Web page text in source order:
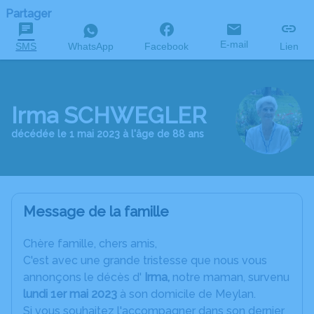
Partager
SMS WhatsApp Facebook E-mail Lien
Irma SCHWEGLER
décédée le 1 mai 2023 à l'âge de 88 ans
Message de la famille
Chère famille, chers amis,
C'est avec une grande tristesse que nous vous
annonçons le décès d' Irma, notre maman, survenu
lundi 1er mai 2023 à son domicile de Meylan.
Si vous souhaitez l'accompagner dans son dernier